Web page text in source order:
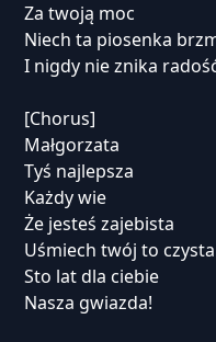
Za twoją moc
Niech ta piosenka
I nigdy nie znika
[Chorus]
Małgorzata
Tyś najlepsza
Każdy wie
Że jesteś zajebista
Uśmiech twój to
Sto lat dla ciebie
Nasza gwiazda!